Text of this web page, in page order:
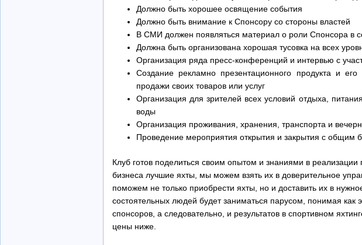
Должно быть хорошее освящение события
Должно быть внимание к Спонсору со стороны властей
В СМИ должен появляться материал о роли Спонсора в
Должна быть организована хорошая тусовка на всех
Организация ряда пресс-конференций и интервью с
Создание рекламно презентационного продукта и
продажи своих товаров или услуг
Организация для зрителей всех условий отдыха,
воды
Организация проживания, хранения, транспорта и
Проведение мероприятия открытия и закрытия с общим
Клуб готов поделиться своим опытом и знаниями в
бизнеса лучшие яхты, мы можем взять их в доверительное
поможем не только приобрести яхты, но и доставить их в
состоятельных людей будет заниматься парусом, понимая как
спонсоров, а следовательно, и результатов в спортивном
цены ниже.